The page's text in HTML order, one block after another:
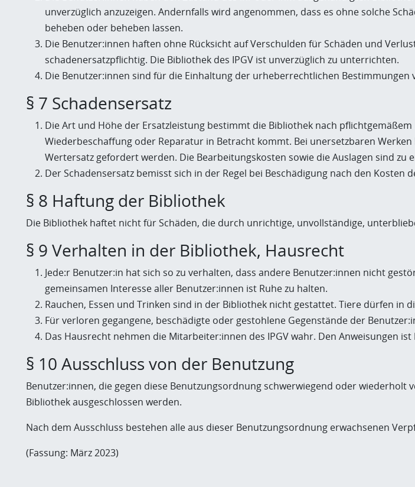
unverzüglich anzuzeigen. Andernfalls wird angenommen, dass es ohne solche
beheben oder beheben lassen.
Die Benutzer:innen haften ohne Rücksicht auf Verschulden für Schäden und
schadenersatzpflichtig. Die Bibliothek des IPGV ist unverzüglich zu unterrichten.
Die Benutzer:innen sind für die Einhaltung der urheberrechtlichen Bestimmungen
§ 7 Schadensersatz
Die Art und Höhe der Ersatzleistung bestimmt die Bibliothek nach
Wiederbeschaffung oder Reparatur in Betracht kommt. Bei unersetzbaren
Wertersatz gefordert werden. Die Bearbeitungskosten sowie die Auslagen sind zu
Der Schadensersatz bemisst sich in der Regel bei Beschädigung nach den
§ 8 Haftung der Bibliothek
Die Bibliothek haftet nicht für Schäden, die durch unrichtige, unvollständige,
§ 9 Verhalten in der Bibliothek, Hausrecht
Jede:r Benutzer:in hat sich so zu verhalten, dass andere Benutzer:innen nicht
gemeinsamen Interesse aller Benutzer:innen ist Ruhe zu halten.
Rauchen, Essen und Trinken sind in der Bibliothek nicht gestattet. Tiere dürfen in
Für verloren gegangene, beschädigte oder gestohlene Gegenstände der
Das Hausrecht nehmen die Mitarbeiter:innen des IPGV wahr. Den Anweisungen ist
§ 10 Ausschluss von der Benutzung
Benutzer:innen, die gegen diese Benutzungsordnung schwerwiegend oder
Bibliothek ausgeschlossen werden.
Nach dem Ausschluss bestehen alle aus dieser Benutzungsordnung erwachsenen
(Fassung: März 2023)